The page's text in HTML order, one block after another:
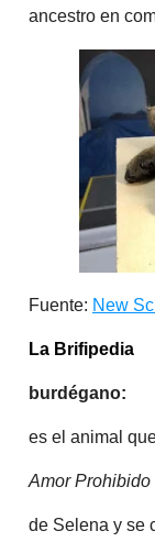
ancestro en
Fuente: New
La Brifipedia
burdégano:
es el animal
Amor Prohibido
de Selena y se